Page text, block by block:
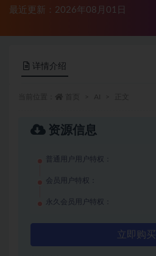
最近更新：2026年08月01日
详情介绍
资源信息
普通用户用户特权：
会员用户特权：
永久会员用户特权：
立即购买